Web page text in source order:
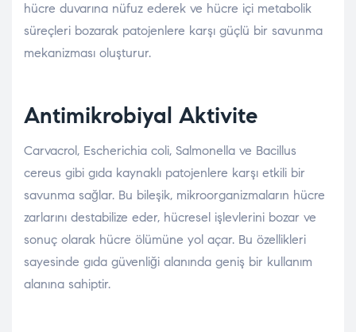
hücre duvarına nüfuz ederek ve hücre içi metabolik
süreçleri bozarak patojenlere karşı güçlü bir savunma
mekanizması oluşturur.
Antimikrobiyal Aktivite
Carvacrol, Escherichia coli, Salmonella ve Bacillus
cereus gibi gıda kaynaklı patojenlere karşı etkili bir
savunma sağlar. Bu bileşik, mikroorganizmaların hücre
zarlarını destabilize eder, hücresel işlevlerini bozar ve
sonuç olarak hücre ölümüne yol açar. Bu özellikleri
sayesinde gıda güvenliği alanında geniş bir kullanım
alanına sahiptir.